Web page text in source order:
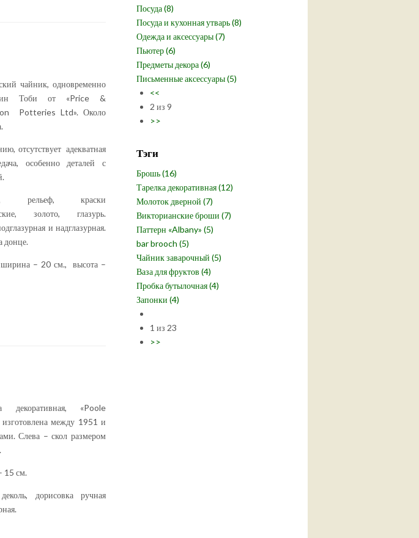
чайник, одновременно
Тоби от «Price &
Potteries Ltd». Около
отсутствует адекватная
особенно деталей с
рельеф, краски
золото, глазурь.
и надглазурная.
донце.
– 20 см., высота –
декоративная, «Poole
между 1951 и
Слева – скол размером
15 см.
дорисовка ручная
Посуда (8)
Посуда и кухонная утварь (8)
Одежда и аксессуары (7)
Пьютер (6)
Предметы декора (6)
Письменные аксессуары (5)
<<
2 из 9
>>
Тэги
Брошь (16)
Тарелка декоративная (12)
Молоток дверной (7)
Викторианские броши (7)
Паттерн «Albany» (5)
bar brooch (5)
Чайник заварочный (5)
Ваза для фруктов (4)
Пробка бутылочная (4)
Запонки (4)
1 из 23
>>